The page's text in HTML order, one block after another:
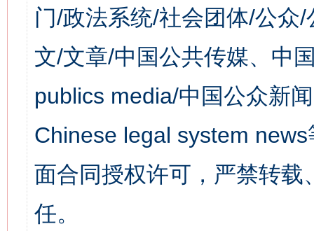
门/政法系统/社会团体/公众
文/文章/中国公共传媒、中
publics media/中国公众新
Chinese legal system
面合同授权许可，严禁转
任。